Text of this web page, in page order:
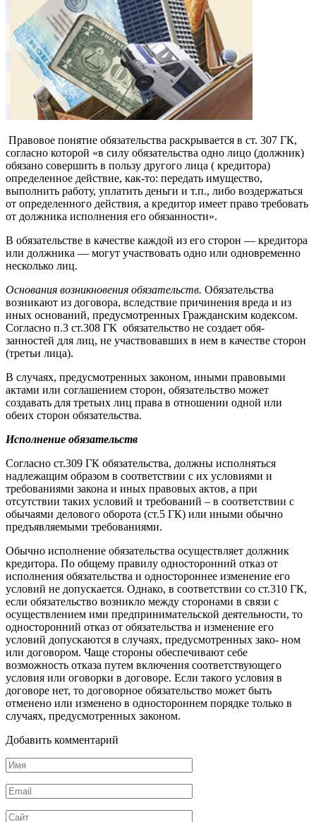
Правовое понятие обязательства раскрывается в ст. 307 ГК,
согласно которой «в силу обязательства одно лицо (должник)
обязано совершить в пользу другого лица ( кредитора)
определенное действие, как-то: передать имущество,
выполнить работу, уплатить деньги и т.п., либо воздержаться
от определенного действия, а кредитор имеет право требовать
от должника исполнения его обязанности».
В обязательстве в качестве каждой из его сторон — кредитора
или должника — могут участвовать одно или одновременно
несколько лиц.
Основания возникновения обязательств. Обязательства
возникают из договора, вследствие причинения вреда и из
иных оснований, предусмотренных Гражданским кодексом.
Согласно п.3 ст.308 ГК обязательство не создает обя-
занностей для лиц, не участвовавших в нем в качестве сторон
(третьи лица).
В случаях, предусмотренных законом, иными правовыми
актами или соглашением сторон, обязательство может
создавать для третьих лиц права в отношении одной или
обеих сторон обязательства.
Исполнение обязательств
Согласно ст.309 ГК обязательства, должны исполняться
надлежащим образом в соответствии с их условиями и
требованиями закона и иных правовых актов, а при
отсутствии таких условий и требований – в соответствии с
обычаями делового оборота (ст.5 ГК) или иными обычно
предъявляемыми требованиями.
Обычно исполнение обязательства осуществляет должник
кредитора. По общему правилу односторонний отказ от
исполнения обязательства и одностороннее изменение его
условий не допускается. Однако, в соответствии со ст.310 ГК,
если обязательство возникло между сторонами в связи с
осуществлением ими предпринимательской деятельности, то
односторонний отказ от обязательства и изменение его
условий допускаются в случаях, предусмотренных зако- ном
или договором. Чаще стороны обеспечивают себе
возможность отказа путем включения соответствующего
условия или оговорки в договоре. Если такого условия в
договоре нет, то договорное обязательство может быть
отменено или изменено в одностороннем порядке только в
случаях, предусмотренных законом.
Добавить комментарий
Имя
*
Email
*
Сайт